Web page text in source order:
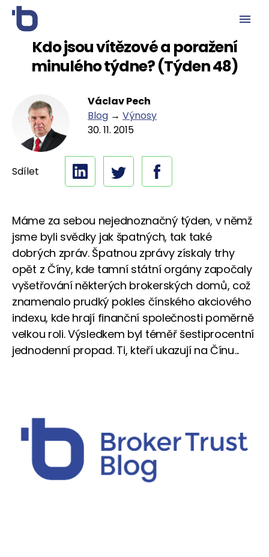
Kdo jsou vítězové a poražení
minulého týdne? (Týden 48)
Václav Pech
Blog → Výnosy
30. 11. 2015
Sdílet
Máme za sebou nejednoznačný týden, v němž
jsme byli svědky jak špatných, tak také
dobrých zpráv. Špatnou zprávy získaly trhy
opět z Číny, kde tamní státní orgány započaly
vyšetřování některých brokerských domů, což
znamenalo prudký pokles čínského akciového
indexu, kde hrají finanční společnosti poměrně
velkou roli. Výsledkem byl téměř šestiprocentní
jednodenní propad. Ti, kteří ukazují na Čínu...